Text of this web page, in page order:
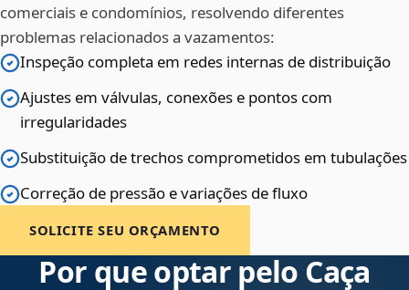
comerciais e condomínios, resolvendo diferentes
problemas relacionados a vazamentos:
Inspeção completa em redes internas de distribuição
Ajustes em válvulas, conexões e pontos com
irregularidades
Substituição de trechos comprometidos em tubulações
Correção de pressão e variações de fluxo
SOLICITE SEU ORÇAMENTO
Por que optar pelo Caça